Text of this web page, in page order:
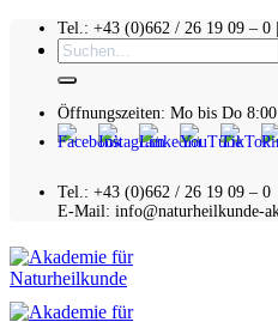
Zum
Inhalt
Tel.: +43 (0)662 / 26 19 09 – 0
Suchen
nach:
Öffnungszeiten: Mo bis Do
Tel.: +43 (0)662 / 26 19 09 – 0
E-Mail: info@naturheilkunde-